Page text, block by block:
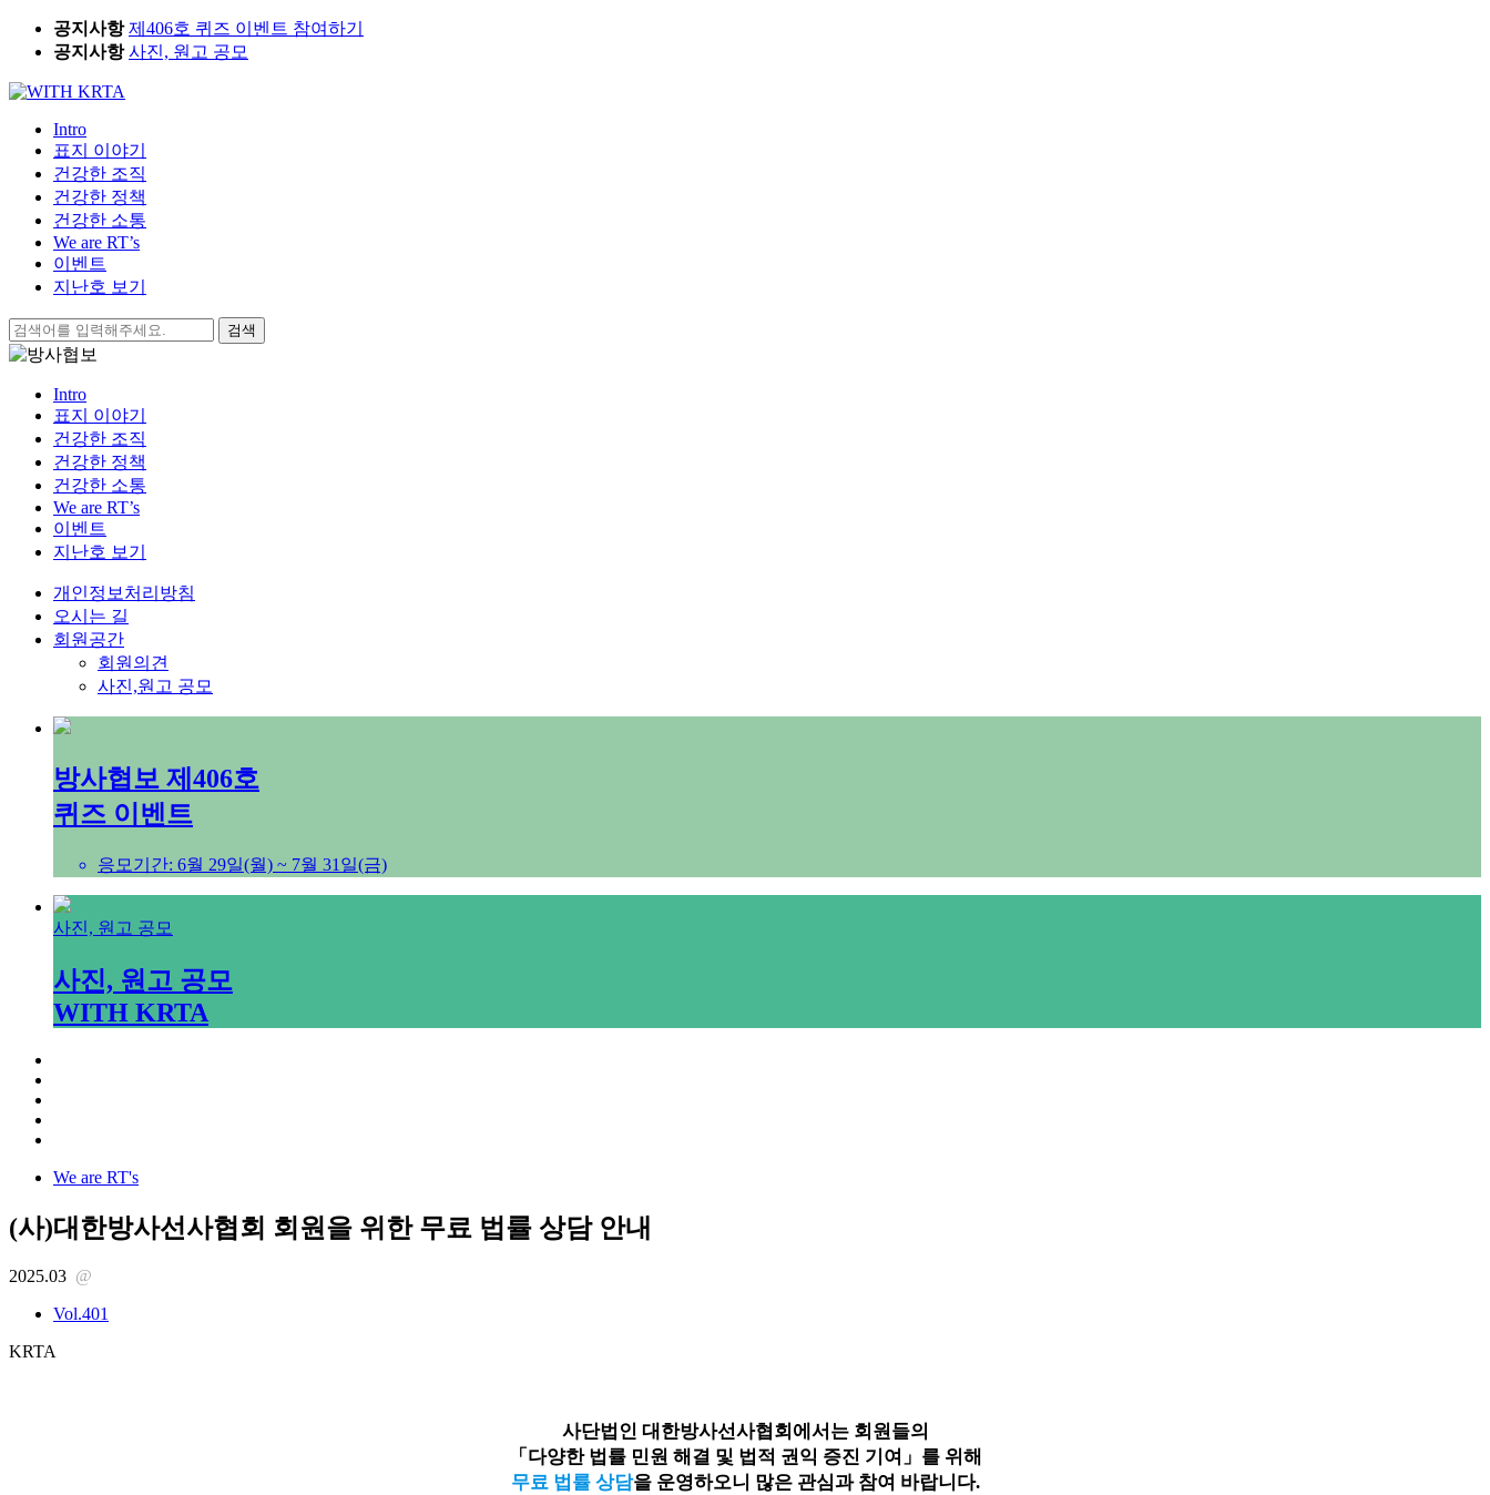
Skip
content
공지사항 제406호 퀴즈 이벤트 참여하기
공지사항 사진, 원고 공모
Intro
표지 이야기
건강한 조직
건강한 정책
건강한 소통
We are RT’s
이벤트
지난호 보기
검
색:
Intro
표지 이야기
건강한 조직
건강한 정책
건강한 소통
We are RT’s
이벤트
지난호 보기
개인정보처리방침
오시는 길
회원공간
회원의견
사진,원고 공모
방사협보 제406호
퀴즈 이벤트
응모기간: 6월 29일(월) ~ 7월 31일(금)
사진, 원고 공모
사진, 원고 공모
WITH KRTA
We are RT's
(사)대한방사선사협회 회원을 위한 무료 법률 상담 안내
2025.03 @
Vol.401
KRTA
사단법인 대한방사선사협회에서는 회원들의
「다양한 법률 민원 해결 및 법적 권익 증진 기여」를 위해
무료 법률 상담을 운영하오니 많은 관심과 참여 바랍니다.